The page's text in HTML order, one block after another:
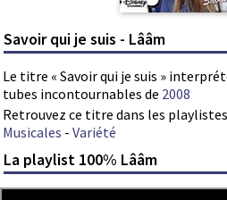
Savoir qui je suis - Lââm
Le titre « Savoir qui je suis »
tubes incontournables de 2008
Retrouvez ce titre dans les
Musicales - Variété
La playlist 100% Lââm